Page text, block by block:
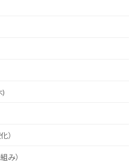
)
）
み）